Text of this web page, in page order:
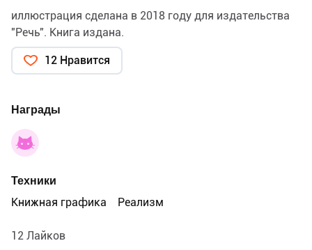
иллюстрация сделана в 2018 году для издательства
"Речь". Книга издана.
12 Нравится
Награды
Техники
Книжная графика
Реализм
12 Лайков